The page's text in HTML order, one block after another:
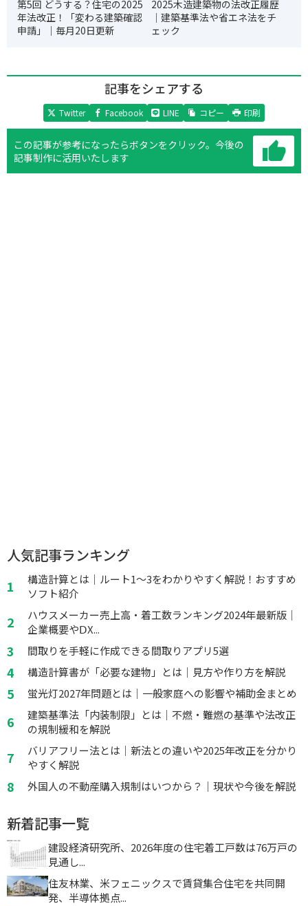
第5回 どうする？住宅の2025
年法改正！「変わる建築確認
申請」｜毎月20日更新
2025木造建築物の法改正履歴
｜建築基準法や省エネ法をチ
ェック
記事をシェアする
Twitter Facebook LINE コピー 印刷
この記事が参考になったらボタンをクリック。 今後の
記事制作に活用いたします
人気記事ランキング
構造計算とは｜ルート1～3をわかりやすく解説！おすすめ
ソフト紹介
ハウスメーカー売上高・着工数ランキング2024年最新版｜
企業概要やⅮX...
間取りを手軽に作成できる間取りアプリ5選
構造計算書が「必要な建物」とは｜見方や作り方を解説
蛍光灯2027年問題とは｜一般家庭への影響や補助金まとめ
建築基準法「内装制限」とは｜不燃・難燃の基準や法改正
の規制緩和を解説
バリアフリー法とは｜新法との違いや2025年改正を分かり
やすく解説
外国人の不動産購入規制はいつから？｜現状や今後を解説
新着記事一覧
建設経済研究所、2026年度の住宅着工戸数は76万戸の
見通し...
住友林業、米フェニックスで賃貸集合住宅を共同開
発、半導体拠点...